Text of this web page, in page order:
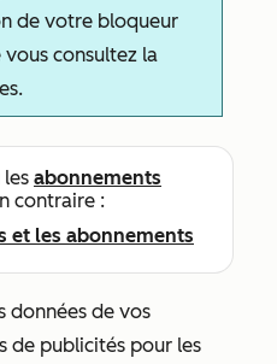
de votre bloqueur
consultez la
abonnements
contraire :
et les abonnements
données de vos
de publicités pour les